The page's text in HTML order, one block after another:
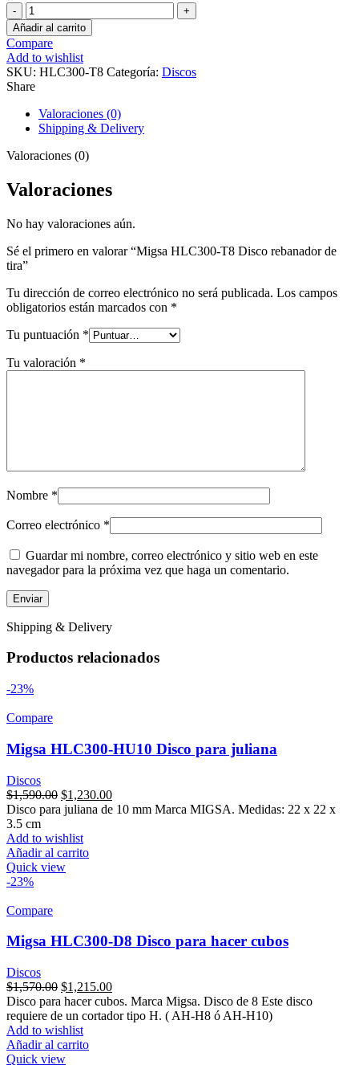
Migsa
HLC300-
T8
Disco
rebanador
de
tira
cantidad
Añadir al carrito
Compare
Add to wishlist
SKU: HLC300-T8 Categoría: Discos
Share
Valoraciones (0)
Shipping & Delivery
Valoraciones (0)
Valoraciones
No hay valoraciones aún.
Sé el primero en valorar “Migsa HLC300-T8 Disco rebanador de
tira”
Tu dirección de correo electrónico no será publicada. Los campos
obligatorios están marcados con *
Tu puntuación *
Tu valoración *
Nombre *
Correo electrónico *
Guardar mi nombre, correo electrónico y sitio web en este
navegador para la próxima vez que haga un comentario.
Shipping & Delivery
Productos relacionados
-23%
Compare
Migsa HLC300-HU10 Disco para juliana
Discos
$1,590.00 Original
price
$1,590.00.
$1,230.00Current
price
Disco para juliana de 10 mm Marca MIGSA. Medidas: 22 x 22 x
3.5 cm
Add to wishlist
Añadir al carrito
Quick view
-23%
Compare
Migsa HLC300-D8 Disco para hacer cubos
Discos
$1,570.00 Original
price
was:
$1,570.00.
$1,215.00Current
price
is:
Disco para hacer cubos. Marca Migsa. Disco de 8 Este disco
requiere de un cortador tipo H. ( AH-H8 ó AH-H10)
Add to wishlist
Añadir al carrito
Quick view